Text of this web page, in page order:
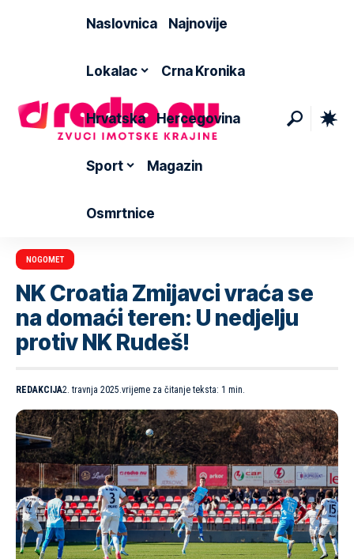
Naslovnica Najnovije
Lokalac Crna Kronika
Hrvatska Hercegovina
Sport Magazin
Osmrtnice
NOGOMET
NK Croatia Zmijavci vraća se
na domaći teren: U nedjelju
protiv NK Rudeš!
REDAKCIJA2. travnja 2025.vrijeme za čitanje teksta: 1 min.